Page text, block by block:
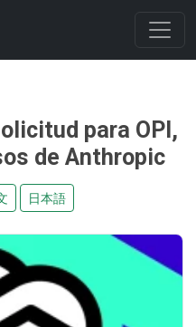
para OPI,
de Anthropic
日本語